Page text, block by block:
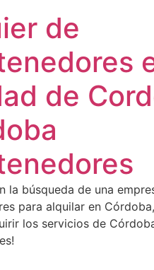
de
de
la búsqueda de una
para alquilar en
los servicios de